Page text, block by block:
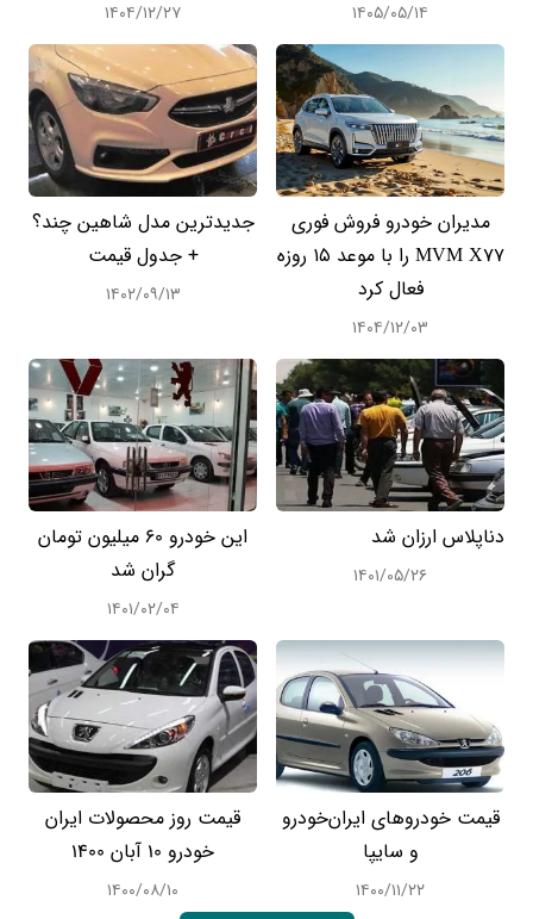
۱۴۰۵/۰۵/۱۴ ۱۴۰۴/۱۲/۲۷
مدیران خودرو فروش فوری
MVM X77 را با موعد ۱۵ روزه
فعال کرد
۱۴۰۴/۱۲/۰۳
جدیدترین مدل شاهین چند؟
+ جدول قیمت
۱۴۰۲/۰۹/۱۳
دناپلاس ارزان شد
۱۴۰۱/۰۵/۲۶
این خودرو 60 میلیون تومان
گران شد
۱۴۰۱/۰۲/۰۴
قیمت خودرو‌های ایران‌خودرو
و سایپا
۱۴۰۰/۱۱/۲۲
قیمت روز محصولات ایران
خودرو 10 آبان 1400
۱۴۰۰/۰۸/۱۰